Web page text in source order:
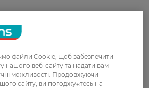
мене запах занадто хімозний,
жирну плівку на руках,
одразу помити, з часом
не змінюється.
мазати лише лікті та
ним(
файли Cookie, щоб забезпечити
нашого веб-сайту та надати вам
можливості. Продовжуючи
сайту, ви погоджуєтесь на